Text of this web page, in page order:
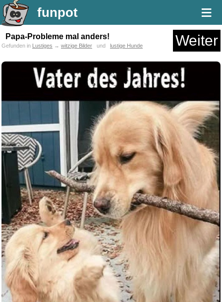
funpot ≡
Papa-Probleme mal anders! Weiter
Gefunden in Lustiges → witzige Bilder und lustige Hunde